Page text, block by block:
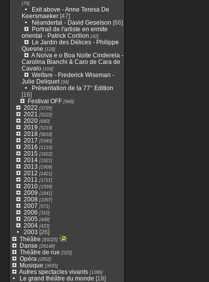
[79]
Exit above - Anne Teresa De
Keersmaeker[47]
Néandertal - David Geselson [66]
Portrait de l'artiste en ermite
oriental - Patrick Corillon [42]
Le Jardin des Délices - Philippe
Quesne [128]
A Noiva e o Boa Noite Cinderela -
Carolina Bianchi & Caro de Cara de
Cavalo[104]
Welfare - Frederick Wiseman -
Julie Deliquet[96]
Présentation de la 77° Edition
[16]
Festival OFF[968]
2022 [3795]
2021 [5222]
2020[680]
2019 [5219]
2018 [5818]
2017 [5349]
2016 [1110]
2015 [1622]
2014[1921]
2013 [1909]
2012 [1421]
2011 [1721]
2010[1559]
2009 [1841]
2008 [1097]
2007 [571]
2006 [310]
2005 [448]
2004[423]
2003 [26]
Théâtre [89225]
Danse [29148]
Théâtre de rue [525]
Opéra [2852]
Musique [3655]
Autres spectacles vivants[1386]
Le grand théâtre du monde [18]